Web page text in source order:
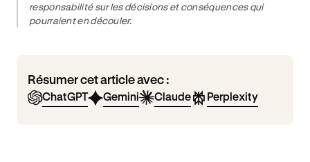
responsabilité sur les décisions et conséquences qui
pourraient en découler.
Résumer cet article avec :
ChatGPT Gemini Claude Perplexity